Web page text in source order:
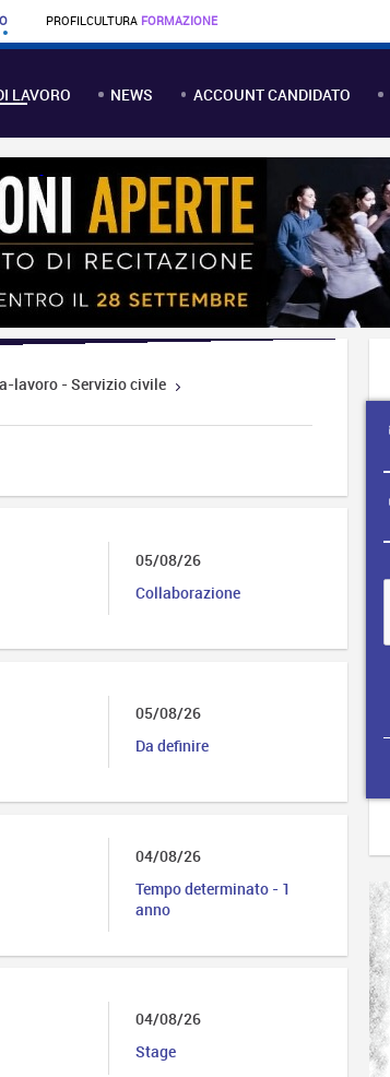
PROFILCULTURA FORMAZIONE
LAVORO NEWS ACCOUNT CANDIDATO
lavoro - Servizio civile
05/08/26
Collaborazione
05/08/26
Da definire
04/08/26
Tempo determinato - 1
anno
04/08/26
Stage